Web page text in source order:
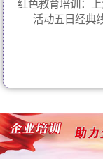
红色教育培训：
活动五日经典